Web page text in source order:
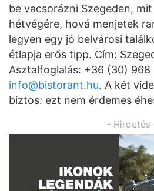
be vacsorázni Szegeden,
hétvégére, hová menjetek
legyen egy jó belvárosi
étlapja erős tipp. Cím:
Asztalfoglalás: +36 (30) 968
info@bistorant.hu. A két
biztos: ezt nem érdemes
- Hirdetés